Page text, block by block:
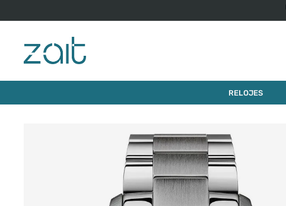
RELOJES
RELOJ TISSOT CHRONO L 42MM